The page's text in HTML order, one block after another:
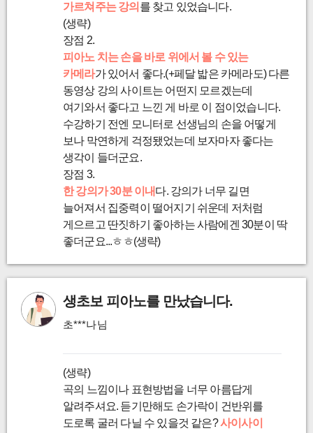
가르쳐주는 강의 를 찾고 있었습니다.
(생략)
장점 2.
피아노 치는 손을 바로 위에서 볼 수 있는
카메라가 있어서 좋다.(+페달 밟은 카메라도)다른
동영상 강의 사이트는 어떤지 모르겠는데
여기와서 좋다고 느낀 게 바로 이 점이었습니다.
수강하기 전엔 모니터로 선생님의 손을 어떻게
보나 막연하게 걱정됐었는데 보자마자 좋다는
생각이 들더군요.
장점 3.
한 강의가 30분 이내다. 강의가 너무 길면
늘어져서 집중력이 떨어지기 쉬운데 저처럼
게으르고 딴짓하기 좋아하는 사람에겐 30분이 딱
좋더군요...ㅎㅎ(생략)
생초보 피아노를 만났습니다.
초***나님
(생략)
곡의 느낌이나 표현방법을 너무 아름답게
알려주셔요. 듣기만해도 손가락이 건반위를
도로록 굴러 다닐 수 있을것 같은?사이사이